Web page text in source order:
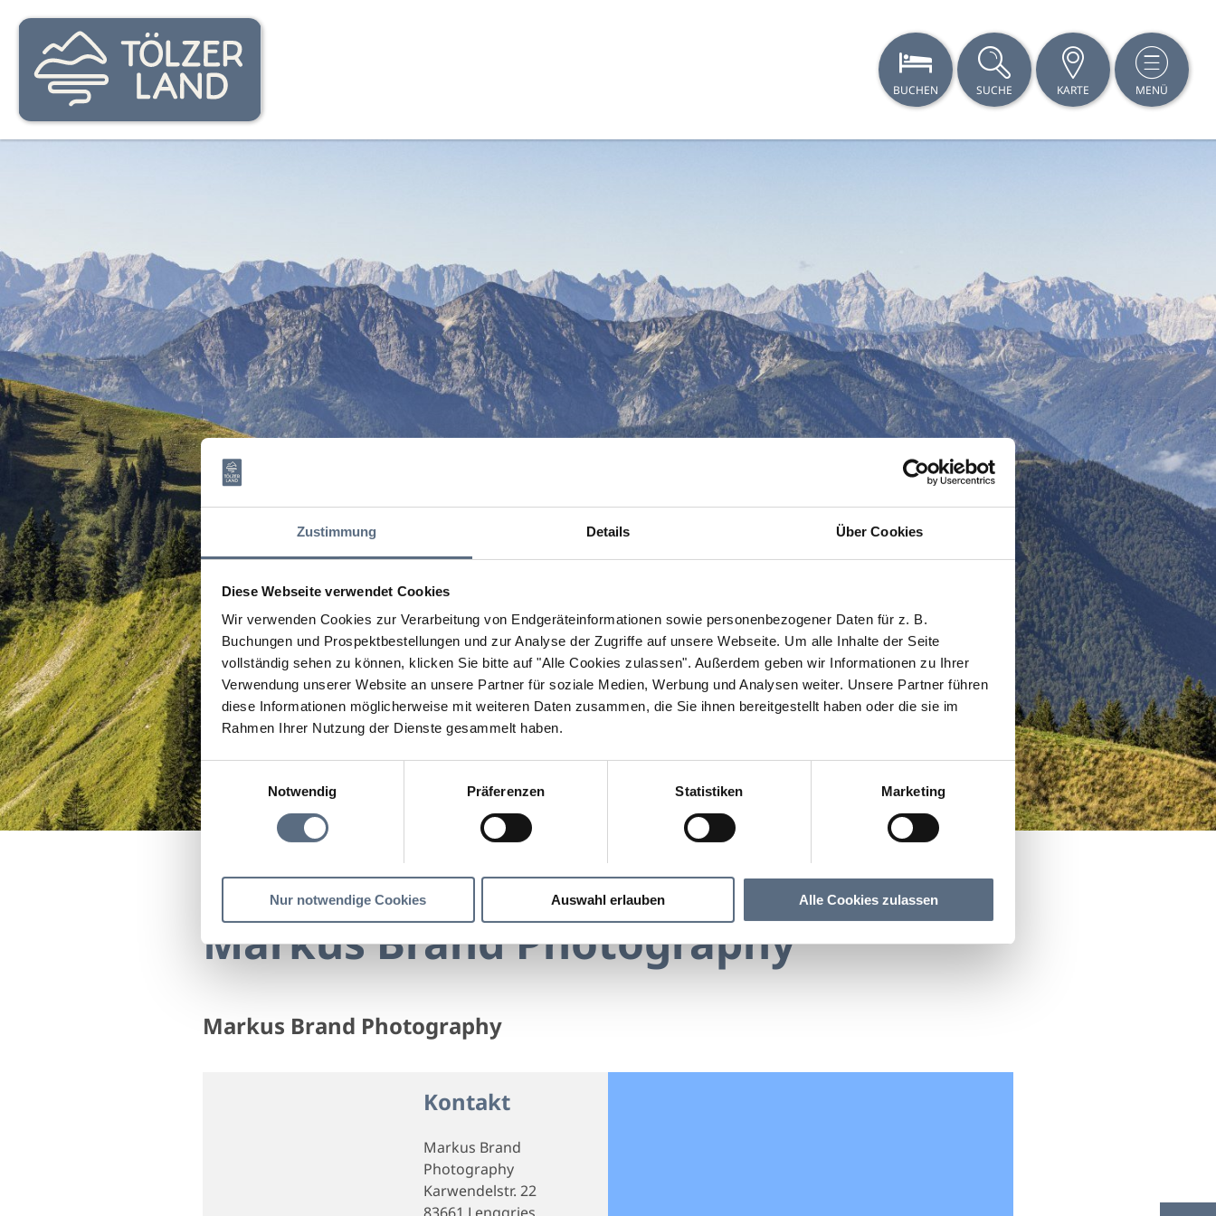
Zustimmung Details Über Cookies
Diese Webseite verwendet Cookies
Wir verwenden Cookies zur Verarbeitung von Endgeräteinformationen sowie personenbezogener Daten für z. B.
Buchungen und Prospektbestellungen und zur Analyse der Zugriffe auf unsere Webseite. Um alle Inhalte der Seite
vollständig sehen zu können, klicken Sie bitte auf "Alle Cookies zulassen". Außerdem geben wir Informationen zu Ihrer
Verwendung unserer Website an unsere Partner für soziale Medien, Werbung und Analysen weiter. Unsere Partner führen
diese Informationen möglicherweise mit weiteren Daten zusammen, die Sie ihnen bereitgestellt haben oder die sie im
Rahmen Ihrer Nutzung der Dienste gesammelt haben.
Einwilligungsauswahl
Notwendig
Präferenzen Statistiken Marketing
Nur notwendige Cookies Auswahl erlauben Alle Cookies zulassen
BUCHEN SUCHE KARTE MENÜ
Markus Brand Photography
Markus Brand Photography
Markus Brand Photography
Kontakt
Markus Brand
Photography
Karwendelstr. 22
83661 Lenggries